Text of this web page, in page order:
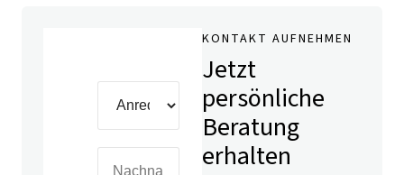
KONTAKT AUFNEHMEN
Jetzt
persönliche
Beratung
erhalten